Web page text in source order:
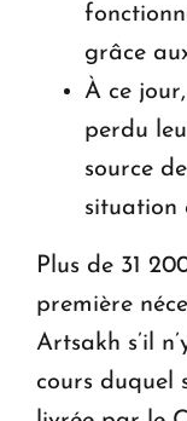
grâce
À ce
perdu
source
situation
Plus de 31
première
Artsakh s’il
cours duquel